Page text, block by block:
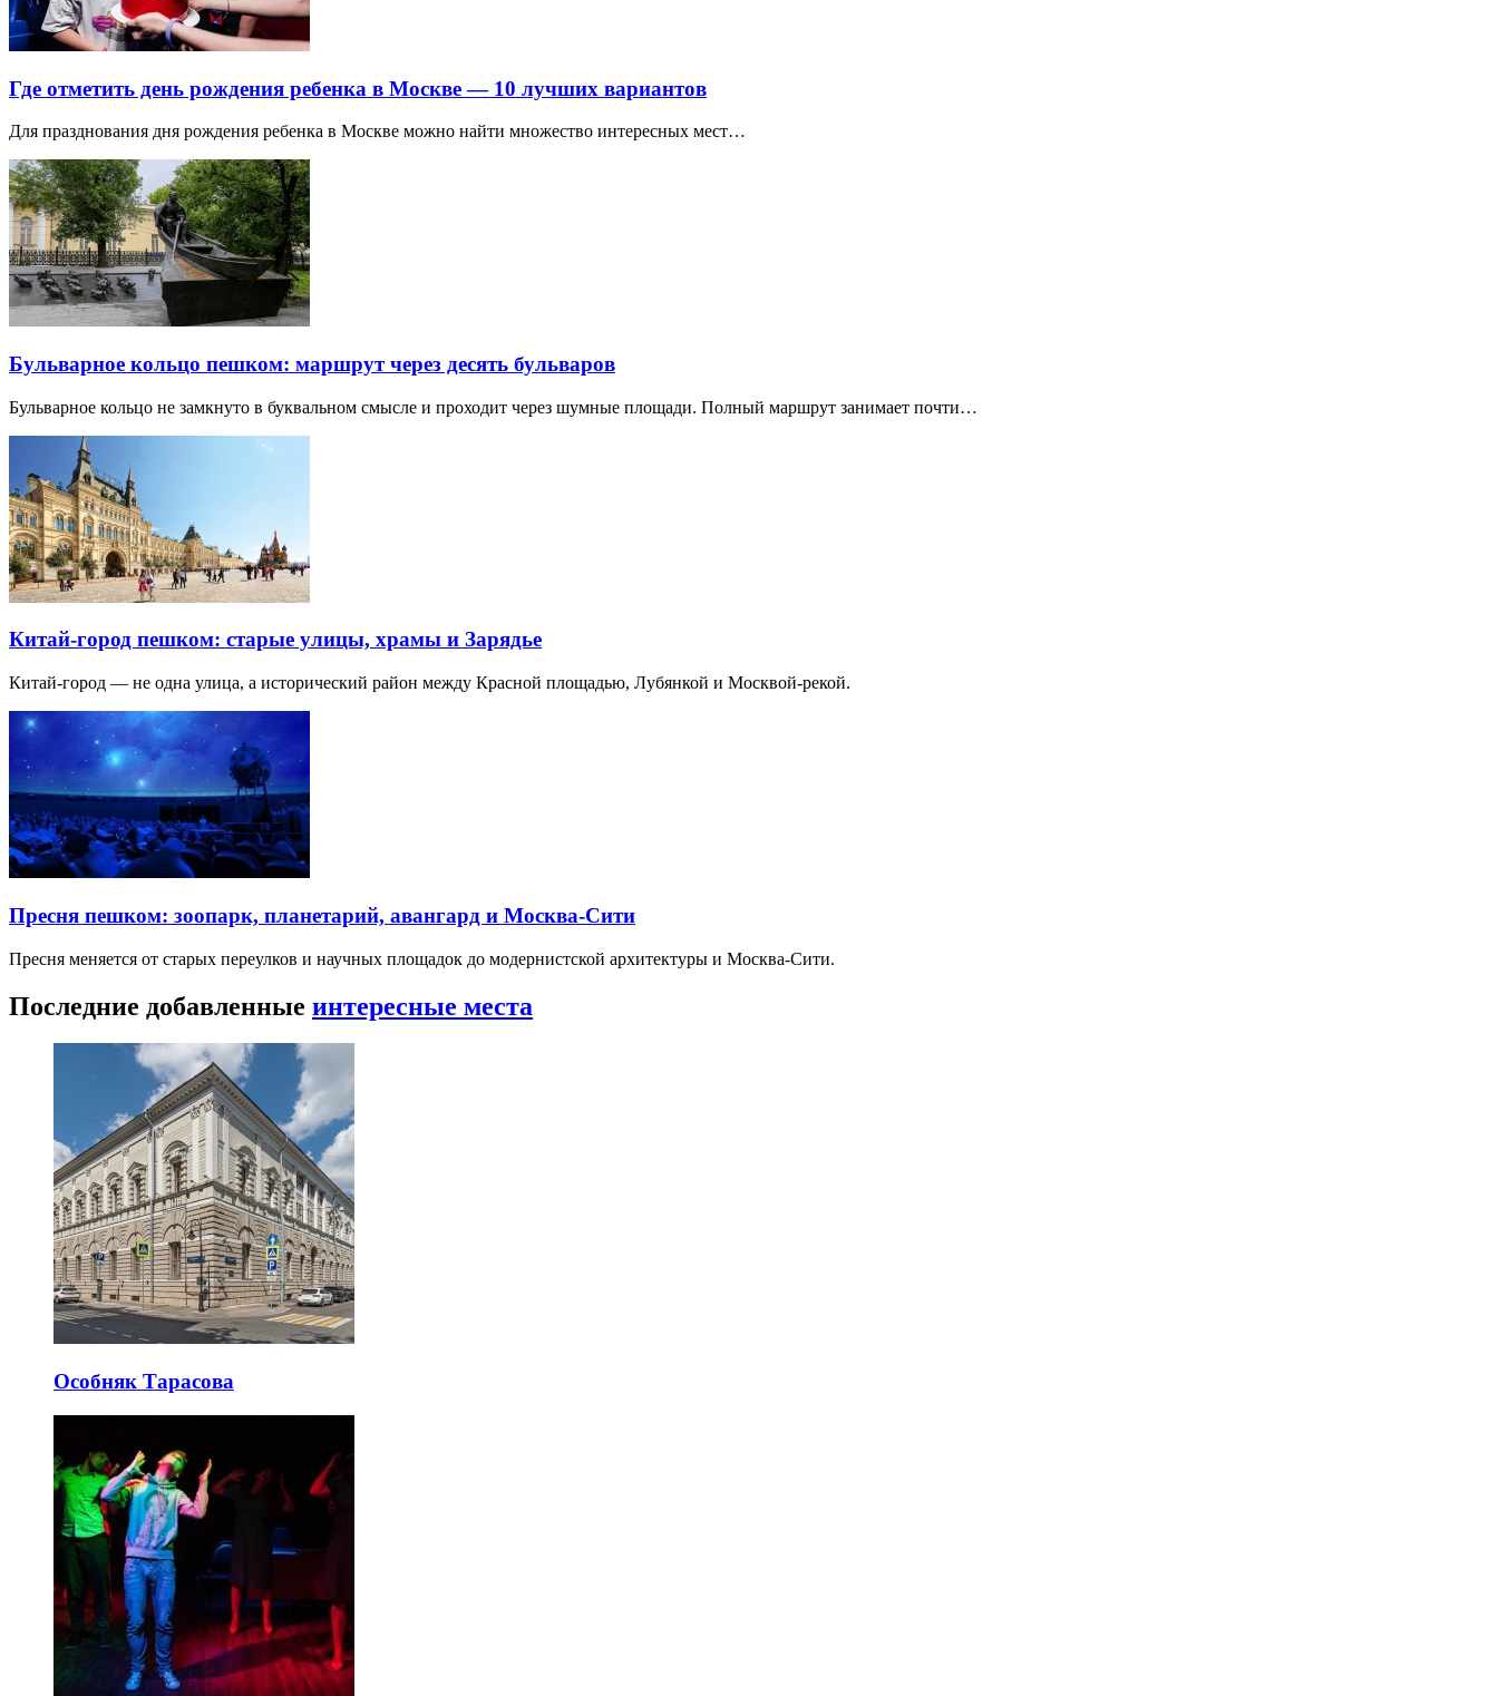
Где отметить день рождения ребенка в Москве — 10 лучших вариантов
Для празднования дня рождения ребенка в Москве можно найти множество интересных мест…
Бульварное кольцо пешком: маршрут через десять бульваров
Бульварное кольцо не замкнуто в буквальном смысле и проходит через шумные площади. Полный маршрут занимает почти…
Китай-город пешком: старые улицы, храмы и Зарядье
Китай-город — не одна улица, а исторический район между Красной площадью, Лубянкой и Москвой-рекой.
Пресня пешком: зоопарк, планетарий, авангард и Москва-Сити
Пресня меняется от старых переулков и научных площадок до модернистской архитектуры и Москва-Сити.
Последние добавленные интересные места
Особняк Тарасова